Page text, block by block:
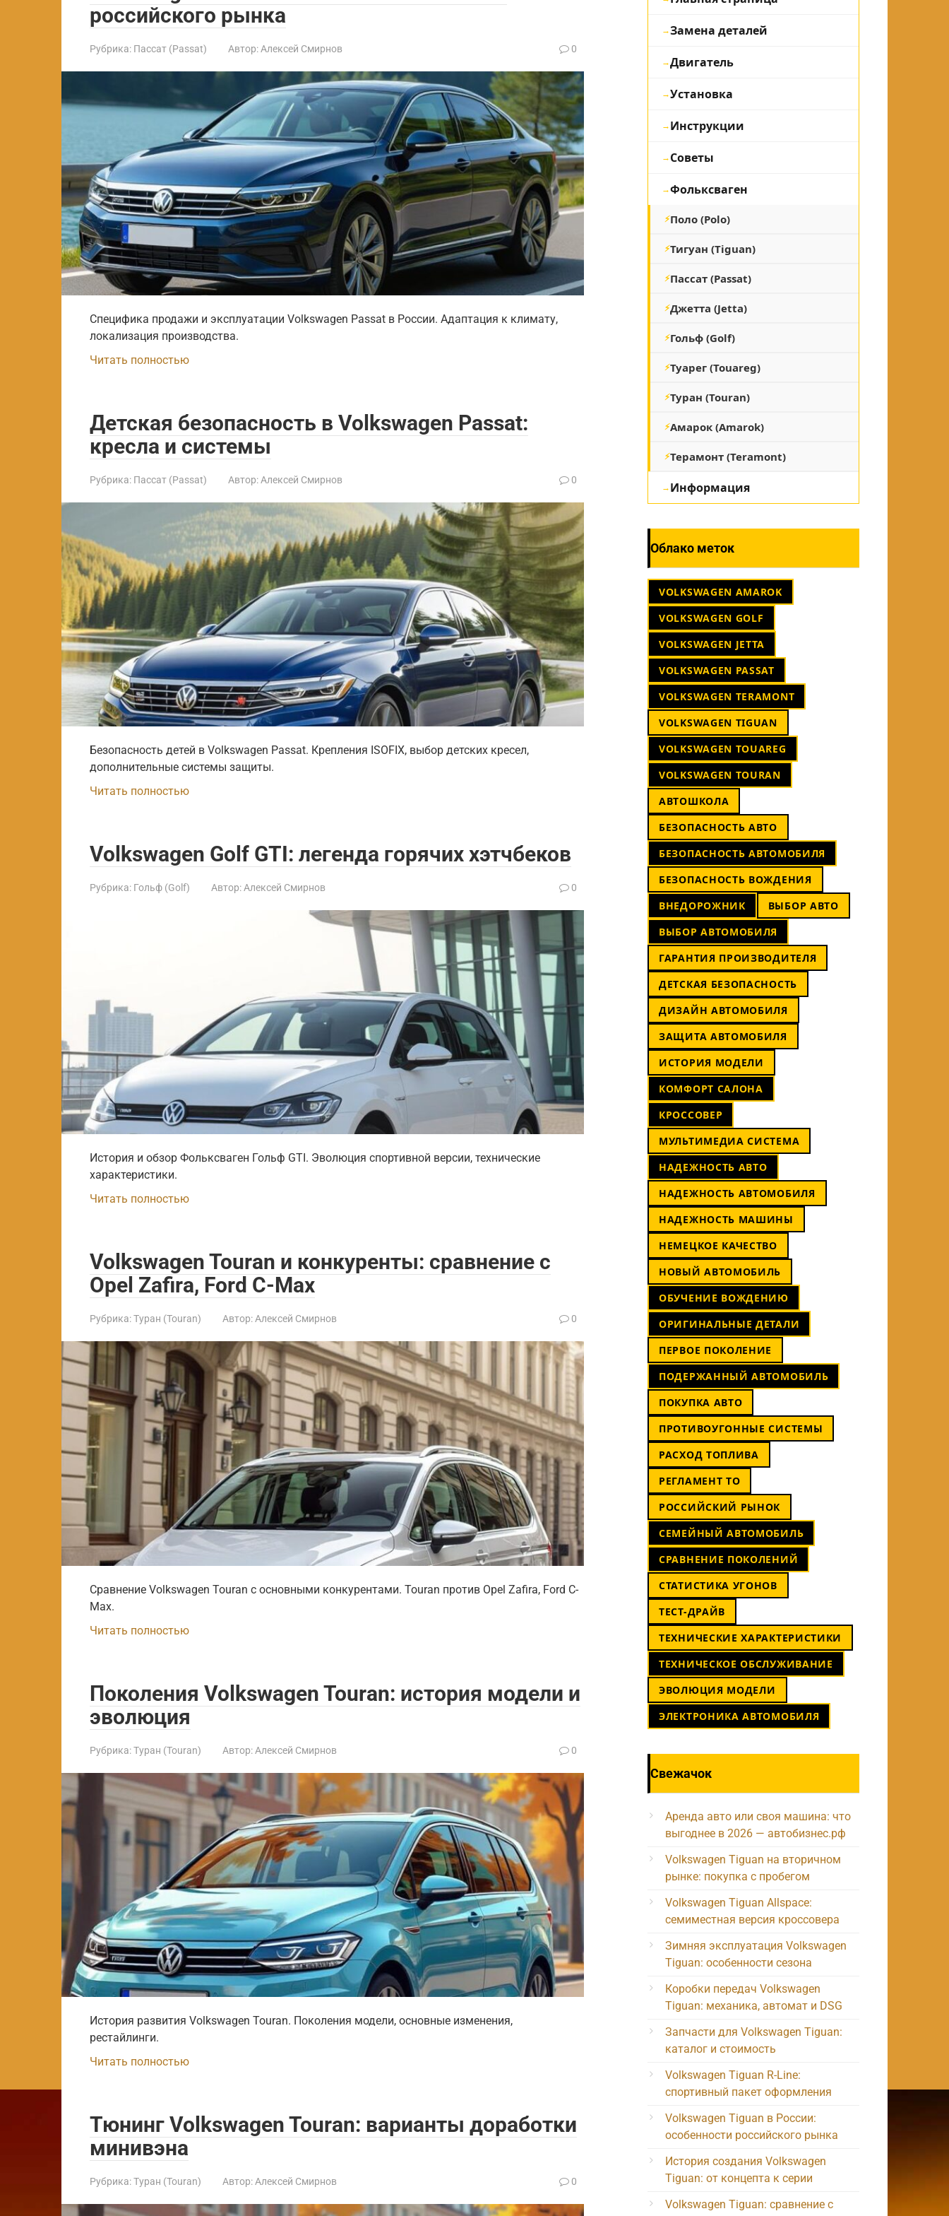
российского рынка
Рубрика: Пассат (Passat) Автор: Алексей Смирнов 0
Специфика продажи и эксплуатации Volkswagen Passat в России. Адаптация к климату,
локализация производства.
Читать полностью
Детская безопасность в Volkswagen Passat:
кресла и системы
Рубрика: Пассат (Passat) Автор: Алексей Смирнов 0
Безопасность детей в Volkswagen Passat. Крепления ISOFIX, выбор детских кресел,
дополнительные системы защиты.
Читать полностью
Volkswagen Golf GTI: легенда горячих хэтчбеков
Рубрика: Гольф (Golf) Автор:Алексей Смирнов 0
История и обзор Фольксваген Гольф GTI. Эволюция спортивной версии, технические
характеристики.
Читать полностью
Volkswagen Touran и конкуренты: сравнение с
Opel Zafira, Ford C-Max
Рубрика:Туран (Touran) Автор:Алексей Смирнов 0
Сравнение Volkswagen Touran с основными конкурентами. Touran против Opel Zafira, Ford C-
Max.
Читать полностью
Поколения Volkswagen Touran: история модели и
эволюция
Рубрика:Туран (Touran) Автор: Алексей Смирнов 0
История развития Volkswagen Touran. Поколения модели, основные изменения,
рестайлинги.
Читать полностью
Тюнинг Volkswagen Touran: варианты доработки
минивэна
Рубрика:Туран (Touran) Автор: Алексей Смирнов 0
Замена деталей
Двигатель
Установка
Инструкции
Советы
Фольксваген
Поло (Polo)
Тигуан (Tiguan)
Пассат (Passat)
Джетта (Jetta)
Гольф (Golf)
Туарег (Touareg)
Туран (Touran)
Амарок (Amarok)
Терамонт (Teramont)
Информация
Облако меток
VOLKSWAGEN AMAROK
VOLKSWAGEN GOLF
VOLKSWAGEN JETTA
VOLKSWAGEN PASSAT
VOLKSWAGEN TERAMONT
VOLKSWAGEN TIGUAN
VOLKSWAGEN TOUAREG
VOLKSWAGEN TOURAN
АВТОШКОЛА
БЕЗОПАСНОСТЬ АВТО
БЕЗОПАСНОСТЬ АВТОМОБИЛЯ
БЕЗОПАСНОСТЬ ВОЖДЕНИЯ
ВНЕДОРОЖНИК
ВЫБОР АВТО
ВЫБОР АВТОМОБИЛЯ
ГАРАНТИЯ ПРОИЗВОДИТЕЛЯ
ДЕТСКАЯ БЕЗОПАСНОСТЬ
ДИЗАЙН АВТОМОБИЛЯ
ЗАЩИТА АВТОМОБИЛЯ
ИСТОРИЯ МОДЕЛИ
КОМФОРТ САЛОНА
КРОССОВЕР
МУЛЬТИМЕДИА СИСТЕМА
НАДЕЖНОСТЬ АВТО
НАДЕЖНОСТЬ АВТОМОБИЛЯ
НАДЕЖНОСТЬ МАШИНЫ
НЕМЕЦКОЕ КАЧЕСТВО
НОВЫЙ АВТОМОБИЛЬ
ОБУЧЕНИЕ ВОЖДЕНИЮ
ОРИГИНАЛЬНЫЕ ДЕТАЛИ
ПЕРВОЕ ПОКОЛЕНИЕ
ПОДЕРЖАННЫЙ АВТОМОБИЛЬ
ПОКУПКА АВТО
ПРОТИВОУГОННЫЕ СИСТЕМЫ
РАСХОД ТОПЛИВА
РЕГЛАМЕНТ ТО
РОССИЙСКИЙ РЫНОК
СЕМЕЙНЫЙ АВТОМОБИЛЬ
СРАВНЕНИЕ ПОКОЛЕНИЙ
СТАТИСТИКА УГОНОВ
ТЕСТ-ДРАЙВ
ТЕХНИЧЕСКИЕ ХАРАКТЕРИСТИКИ
ТЕХНИЧЕСКОЕ ОБСЛУЖИВАНИЕ
ЭВОЛЮЦИЯ МОДЕЛИ
ЭЛЕКТРОНИКА АВТОМОБИЛЯ
Свежачок
Аренда авто или своя машина: что
выгоднее в 2026 — автобизнес.рф
Volkswagen Tiguan на вторичном
рынке: покупка с пробегом
Volkswagen Tiguan Allspace:
семиместная версия кроссовера
Зимняя эксплуатация Volkswagen
Tiguan: особенности сезона
Коробки передач Volkswagen
Tiguan: механика, автомат и DSG
Запчасти для Volkswagen Tiguan:
каталог и стоимость
Volkswagen Tiguan R-Line:
спортивный пакет оформления
Volkswagen Tiguan в России:
особенности российского рынка
История создания Volkswagen
Tiguan: от концепта к серии
Volkswagen Tiguan: сравнение с